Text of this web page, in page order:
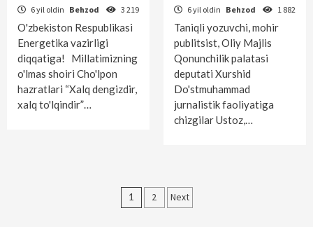
6 yil oldin Behzod 3 219
O'zbekiston Respublikasi
Energetika vazirligi
diqqatiga! Millatimizning
o'lmas shoiri Cho'lpon
hazratlari “Xalq dengizdir,
xalq to'lqindir”…
6 yil oldin Behzod 1 882
Taniqli yozuvchi, mohir
publitsist, Oliy Majlis
Qonunchilik palatasi
deputati Xurshid
Do'stmuhammad
jurnalistik faoliyatiga
chizgilar Ustoz,…
Maqolalar
1 2 Next